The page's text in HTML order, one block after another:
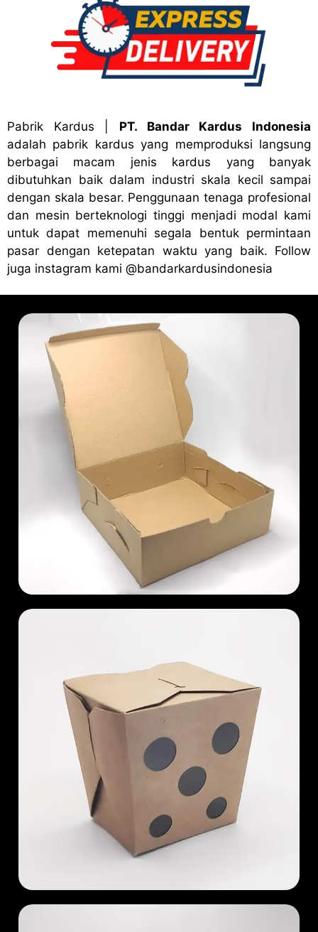
Pabrik Kardus
PT. Bandar Kardus Indonesia
adalah pabrik kardus yang memproduksi langsung
berbagai macam jenis kardus yang banyak
dibutuhkan baik dalam industri skala kecil sampai
dengan skala besar. Penggunaan tenaga profesional
dan mesin berteknologi tinggi menjadi modal kami
untuk dapat memenuhi segala bentuk permintaan
pasar dengan ketepatan waktu yang baik. Follow
juga instagram kami @bandarkardusindonesia